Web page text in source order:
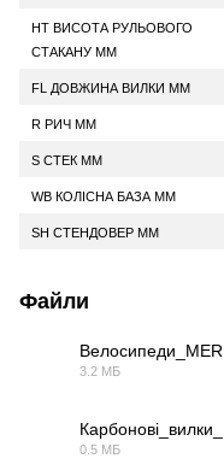
HT ВИСОТА РУЛЬОВОГО
СТАКАНУ ММ
FL ДОВЖИНА ВИЛКИ ММ
R РИЧ ММ
S СТЕК ММ
WB КОЛІСНА БАЗА ММ
SH СТЕНДОВЕР ММ
Файли
3.2 МБ
0.5 МБ